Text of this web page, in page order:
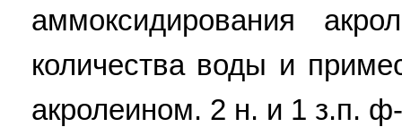
аммоксидирования
количества воды и
акролеином. 2 н. и 1 з.п.